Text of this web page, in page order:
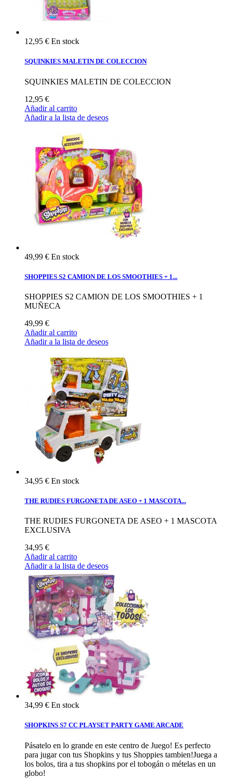
12,95 € En stock
SQUINKIES MALETIN DE COLECCION
SQUINKIES MALETIN DE COLECCION
12,95 €
Añadir al carrito
Añadir a la lista de deseos
49,99 € En stock
SHOPPIES S2 CAMION DE LOS SMOOTHIES + 1...
SHOPPIES S2 CAMION DE LOS SMOOTHIES + 1
MUÑECA
49,99 €
Añadir al carrito
Añadir a la lista de deseos
34,95 € En stock
THE RUDIES FURGONETA DE ASEO + 1 MASCOTA...
THE RUDIES FURGONETA DE ASEO + 1 MASCOTA
EXCLUSIVA
34,95 €
Añadir al carrito
Añadir a la lista de deseos
34,99 € En stock
SHOPKINS S7 CC PLAYSET PARTY GAME ARCADE
Pásatelo en lo grande en este centro de Juego! Es perfecto
para jugar con tus Shopkins y tus Shoppies tambien!Juega a
los bolos, tira a tus shopkins por el tobogán o mételas en un
globo!